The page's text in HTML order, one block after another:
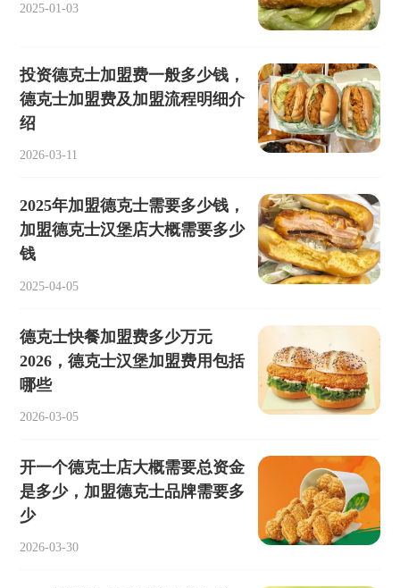
2025-01-03
投资德克士加盟费一般多少钱，
德克士加盟费及加盟流程明细介
绍
2026-03-11
2025年加盟德克士需要多少钱，
加盟德克士汉堡店大概需要多少
钱
2025-04-05
德克士快餐加盟费多少万元
2026，德克士汉堡加盟费用包括
哪些
2026-03-05
开一个德克士店大概需要总资金
是多少，加盟德克士品牌需要多
少
2026-03-30